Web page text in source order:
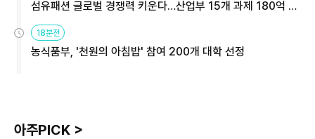
섬유패션 글로벌 경쟁력 키운다…산업부 15개 과제 180억 지
18분전
농식품부, '천원의 아침밥' 참여 200개 대학 선정
아주PICK >